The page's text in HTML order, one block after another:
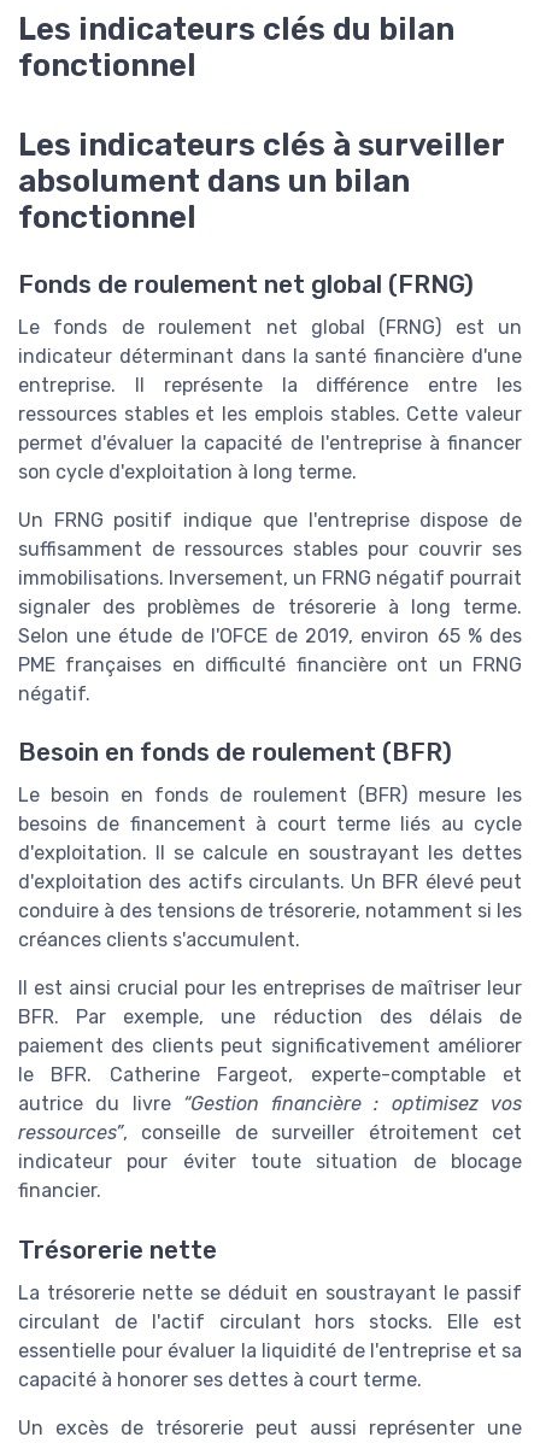
Les indicateurs clés du bilan
fonctionnel
Les indicateurs clés à surveiller
absolument dans un bilan
fonctionnel
Fonds de roulement net global (FRNG)
Le fonds de roulement net global (FRNG) est un
indicateur déterminant dans la santé financière d'une
entreprise. Il représente la différence entre les
ressources stables et les emplois stables. Cette valeur
permet d'évaluer la capacité de l'entreprise à financer
son cycle d'exploitation à long terme.
Un FRNG positif indique que l'entreprise dispose de
suffisamment de ressources stables pour couvrir ses
immobilisations. Inversement, un FRNG négatif pourrait
signaler des problèmes de trésorerie à long terme.
Selon une étude de l'OFCE de 2019, environ 65 % des
PME françaises en difficulté financière ont un FRNG
négatif.
Besoin en fonds de roulement (BFR)
Le besoin en fonds de roulement (BFR) mesure les
besoins de financement à court terme liés au cycle
d'exploitation. Il se calcule en soustrayant les dettes
d'exploitation des actifs circulants. Un BFR élevé peut
conduire à des tensions de trésorerie, notamment si les
créances clients s'accumulent.
Il est ainsi crucial pour les entreprises de maîtriser leur
BFR. Par exemple, une réduction des délais de
paiement des clients peut significativement améliorer
le BFR. Catherine Fargeot, experte-comptable et
autrice du livre “Gestion financière : optimisez vos
ressources”, conseille de surveiller étroitement cet
indicateur pour éviter toute situation de blocage
financier.
Trésorerie nette
La trésorerie nette se déduit en soustrayant le passif
circulant de l'actif circulant hors stocks. Elle est
essentielle pour évaluer la liquidité de l'entreprise et sa
capacité à honorer ses dettes à court terme.
Un excès de trésorerie peut aussi représenter une